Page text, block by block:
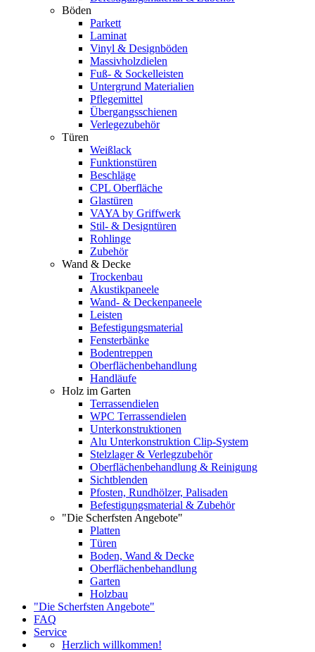
Böden
Parkett
Laminat
Vinyl & Designböden
Massivholzdielen
Fuß- & Sockelleisten
Untergrund Materialien
Pflegemittel
Übergangsschienen
Verlegezubehör
Türen
Weißlack
Funktionstüren
Beschläge
CPL Oberfläche
Glastüren
VAYA by Griffwerk
Stil- & Designtüren
Rohlinge
Zubehör
Wand & Decke
Trockenbau
Akustikpaneele
Wand- & Deckenpaneele
Leisten
Befestigungsmaterial
Fensterbänke
Bodentreppen
Oberflächenbehandlung
Handläufe
Holz im Garten
Terrassendielen
WPC Terrassendielen
Unterkonstruktionen
Alu Unterkonstruktion Clip-System
Stelzlager & Verlegzubehör
Oberflächenbehandlung & Reinigung
Sichtblenden
Pfosten, Rundhölzer, Palisaden
Befestigungsmaterial & Zubehör
"Die Scherfsten Angebote"
Platten
Türen
Boden, Wand & Decke
Oberflächenbehandlung
Garten
Holzbau
"Die Scherfsten Angebote"
FAQ
Service
Herzlich willkommen!